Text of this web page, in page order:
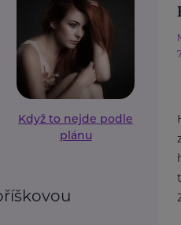
Když to nejde podle
plánu